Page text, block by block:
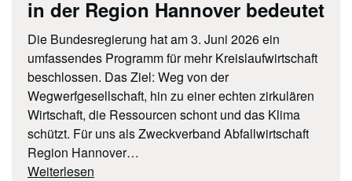
in der Region Hannover bedeutet
Die Bundesregierung hat am 3. Juni 2026 ein
umfassendes Programm für mehr Kreislaufwirtschaft
beschlossen. Das Ziel: Weg von der
Wegwerfgesellschaft, hin zu einer echten zirkulären
Wirtschaft, die Ressourcen schont und das Klima
schützt. Für uns als Zweckverband Abfallwirtschaft
Region Hannover…
Weiterlesen